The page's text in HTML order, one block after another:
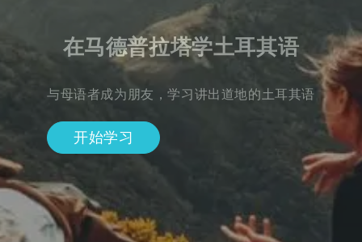
在马德普拉塔学土耳其语
与母语者成为朋友，学习讲出道地的土耳其语
开始学习